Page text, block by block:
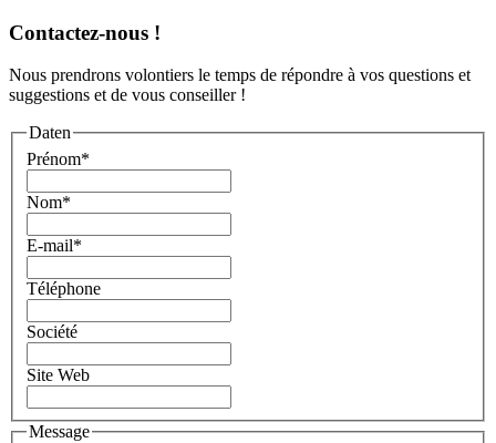
Contactez-nous !
Nous prendrons volontiers le temps de répondre à vos questions et
suggestions et de vous conseiller !
Daten
Prénom*
Nom*
E-mail*
Téléphone
Société
Site Web
Message